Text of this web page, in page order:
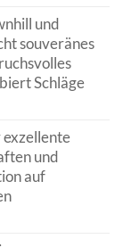
und
souveränes
Schläge
exzellente
und
auf